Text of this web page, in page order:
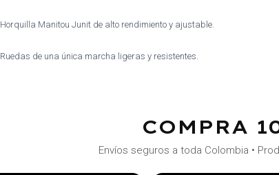
Horquilla Manitou Junit de alto rendimiento y ajustable.
Ruedas de una única marcha ligeras y resistentes.
COMPRA
Envíos seguros a toda Colombia •